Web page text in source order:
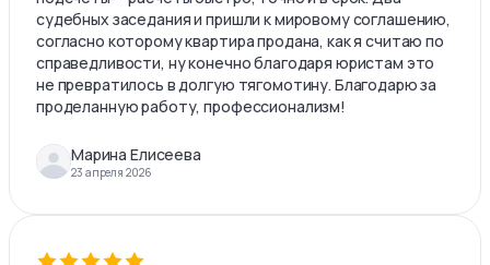
судебных заседания и пришли к мировому соглашению,
согласно которому квартира продана, как я считаю по
справедливости, ну конечно благодаря юристам это
не превратилось в долгую тягомотину. Благодарю за
проделанную работу, профессионализм!
Марина Елисеева
23 апреля 2026